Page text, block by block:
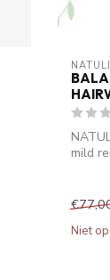
mild
Niet